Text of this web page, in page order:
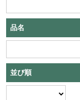
品名
並び順